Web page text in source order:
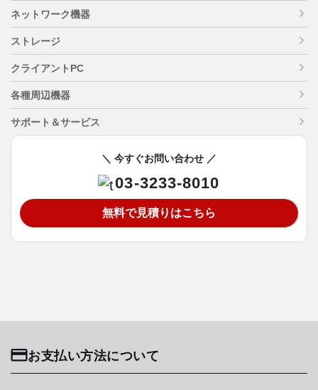
ネットワーク機器
ストレージ
クライアントPC
各種周辺機器
サポート＆サービス
＼ 今すぐお問い合わせ ／
03-3233-8010
無料で見積りはこちら
お支払い方法について